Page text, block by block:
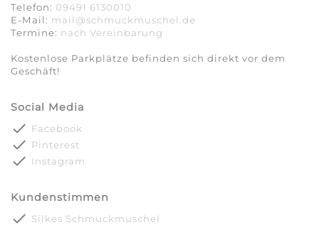
Telefon: 09491 6130010
E-Mail: mail@schmuckmuschel.de
Termine: nach Vereinbarung​​​​​​​
Kostenlose Parkplätze befinden sich direkt vor dem
Geschäft!
Social Media
done Facebook
done Pinterest
done Instagram
Kundenstimmen
done Silkes Schmuckmuschel